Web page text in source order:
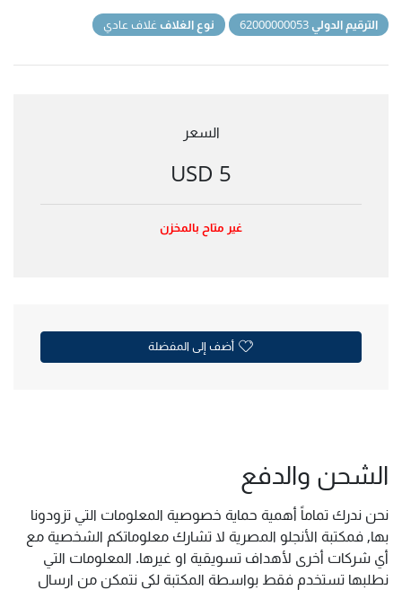
الترقيم الدولي نوع الغلاف غلاف عادي
السعر
5 USD
غير متاح بالمخزن
أضف إلى المفضلة
الشحن والدفع
نحن ندرك تماماً أهمية حماية خصوصية المعلومات التي تزودونا
بها, فمكتبة الأنجلو المصرية لا تشارك معلوماتكم الشخصية مع
أي شركات أخرى لأهداف تسويقية او غيرها. المعلومات التي
نطلبها تستخدم فقط بواسطة المكتبة لكى نتمكن من ارسال